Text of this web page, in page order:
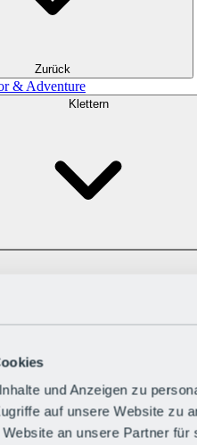
und Anzeigen zu
auf unsere Website zu
an unsere Partner
Zurück
& Adventure
Klettern